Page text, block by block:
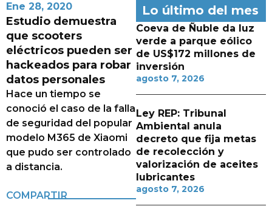
Ene 28, 2020
Estudio demuestra
que scooters
eléctricos pueden ser
hackeados para robar
datos personales
Hace un tiempo se
conoció el caso de la falla
de seguridad del popular
modelo M365 de Xiaomi
que pudo ser controlado
a distancia.
COMPARTIR
Lo último del mes
Coeva de Ñuble da luz
verde a parque eólico
de US$172 millones de
inversión
agosto 7, 2026
Ley REP: Tribunal
Ambiental anula
decreto que fija metas
de recolección y
valorización de aceites
lubricantes
agosto 7, 2026